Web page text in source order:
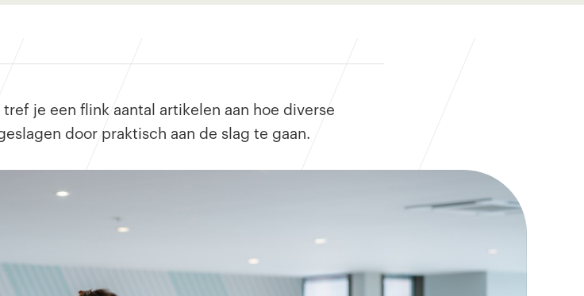
je een flink aantal artikelen aan hoe diverse
door praktisch aan de slag te gaan.